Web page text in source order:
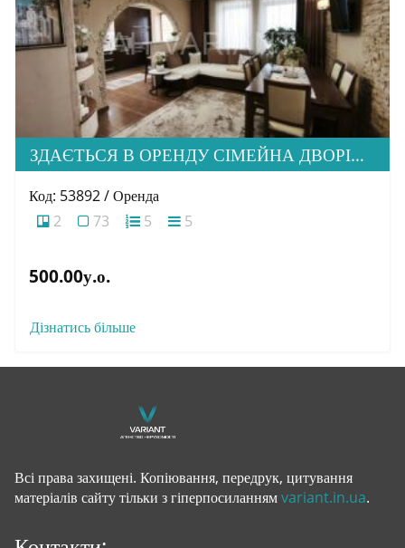
ЗДАЄТЬСЯ В ОРЕНДУ СІМЕЙНА ДВОРІВНЕВА КВАРТИРА В М. УЖГОРОД
Код: 53892 / Оренда
2
73 5 5
500.00у.о.
Дізнатись більше
Всі права захищені. Копіювання, передрук, цитування
матеріалів сайту тільки з гіперпосиланнямvariant.in.ua.